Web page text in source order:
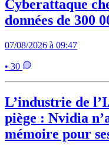
Cyberattaque
données de 300
07/08/2026 à 09:47
• 30
L’industrie de
piège : Nvidia
mémoire pour